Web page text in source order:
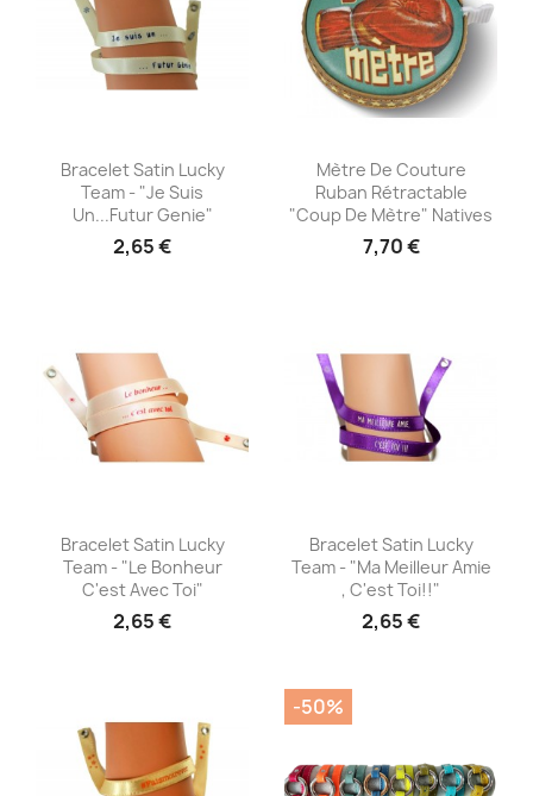
Aperçu rapide
Bracelet Satin Lucky
Team - "Je Suis
Un...futur Genie"
2,65 €
Aperçu rapide
Mètre De Couture
Ruban Rétractable
"Coup De Mètre" Natives
7,70 €
Aperçu rapide
Bracelet Satin Lucky
Team - "Le Bonheur
C'est Avec Toi"
2,65 €
Aperçu rapide
Bracelet Satin Lucky
Team - "Ma Meilleur Amie
, C'est Toi!!"
2,65 €
-50%